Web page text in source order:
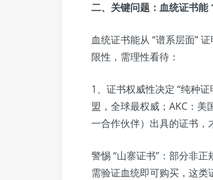
二、关键问题：血统证书能
血统证书能从 “谱系层面”
限性，需理性看待：
1、证书权威性决定 “纯种
盟，全球最权威；AKC：美
一合作伙伴）出具的证书，
警惕 “山寨证书”：部分非
需验证血统即可购买，这类